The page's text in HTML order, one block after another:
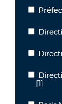
Direction
Direction
Direction
[1]